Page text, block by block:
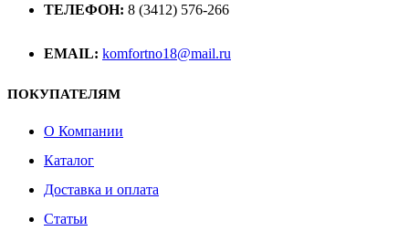
ТЕЛЕФОН: 8 (3412) 576-266
EMAIL: komfortno18@mail.ru
ПОКУПАТЕЛЯМ
О Компании
Каталог
Доставка и оплата
Статьи